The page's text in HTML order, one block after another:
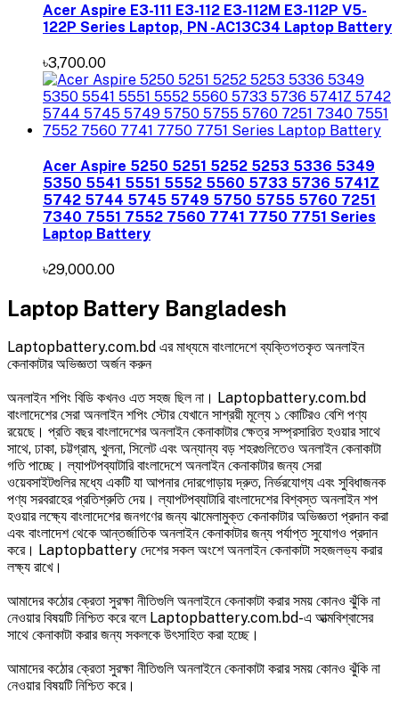
Acer Aspire E3-111 E3-112 E3-112M E3-112P V5-
122P Series Laptop, PN -AC13C34 Laptop Battery
৳3,700.00
Acer Aspire 5250 5251 5252 5253 5336 5349
5350 5541 5551 5552 5560 5733 5736 5741Z
5742 5744 5745 5749 5750 5755 5760 7251
7340 7551 7552 7560 7741 7750 7751 Series
Laptop Battery
৳29,000.00
Laptop Battery Bangladesh
Laptopbattery.com.bd এর মাধ্যমে বাংলাদেশে ব্যক্তিগতকৃত অনলাইন
কেনাকাটার অভিজ্ঞতা অর্জন করুন
অনলাইন শপিং বিডি কখনও এত সহজ ছিল না। Laptopbattery.com.bd
বাংলাদেশের সেরা অনলাইন শপিং স্টোর যেখানে সাশ্রয়ী মূল্যে ১ কোটিরও বেশি পণ্য
রয়েছে। প্রতি বছর বাংলাদেশের অনলাইন কেনাকাটার ক্ষেত্র সম্প্রসারিত হওয়ার সাথে
সাথে, ঢাকা, চট্টগ্রাম, খুলনা, সিলেট এবং অন্যান্য বড় শহরগুলিতেও অনলাইন কেনাকাটা
গতি পাচ্ছে। ল্যাপটপব্যাটারি বাংলাদেশে অনলাইন কেনাকাটার জন্য সেরা
ওয়েবসাইটগুলির মধ্যে একটি যা আপনার দোরগোড়ায় দ্রুত, নির্ভরযোগ্য এবং সুবিধাজনক
পণ্য সরবরাহের প্রতিশ্রুতি দেয়। ল্যাপটপব্যাটারি বাংলাদেশের বিশ্বস্ত অনলাইন শপ
হওয়ার লক্ষ্যে বাংলাদেশের জনগণের জন্য ঝামেলামুক্ত কেনাকাটার অভিজ্ঞতা প্রদান করা
এবং বাংলাদেশ থেকে আন্তর্জাতিক অনলাইন কেনাকাটার জন্য পর্যাপ্ত সুযোগও প্রদান
করে। Laptopbattery দেশের সকল অংশে অনলাইন কেনাকাটা সহজলভ্য করার
লক্ষ্য রাখে।
আমাদের কঠোর ক্রেতা সুরক্ষা নীতিগুলি অনলাইনে কেনাকাটা করার সময় কোনও ঝুঁকি না
নেওয়ার বিষয়টি নিশ্চিত করে বলে Laptopbattery.com.bd-এ আত্মবিশ্বাসের
সাথে কেনাকাটা করার জন্য সকলকে উৎসাহিত করা হচ্ছে।
আমাদের কঠোর ক্রেতা সুরক্ষা নীতিগুলি অনলাইনে কেনাকাটা করার সময় কোনও ঝুঁকি না
নেওয়ার বিষয়টি নিশ্চিত করে।